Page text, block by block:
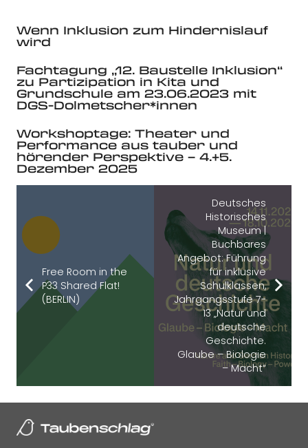
Wenn Inklusion zum Hindernislauf
wird
Fachtagung „12. Baustelle Inklusion“
zu Partizipation in Kita und
Grundschule am 23.06.2023 mit
DGS-Dolmetscher*innen
Workshoptage: Theater und
Performance aus tauber und
hörender Perspektive – 4.+5.
Dezember 2025
Free Room in the
P33 Shared Flat!
(BERLIN)
Deutsches
Historisches
Museum |
Buchbares
Angebot: Führung
für inklusive
Schulklassen,
Jahrgangsstufe 7-
13 „Natur und
deutsche
Geschichte.
Glaube – Biologie
– Macht“